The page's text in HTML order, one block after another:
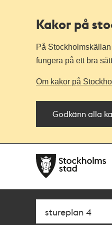
Kakor på
På
fungera på ett bra
Om kakor på
Godkänn alla
navigationen
huvudinnehållet
Sök